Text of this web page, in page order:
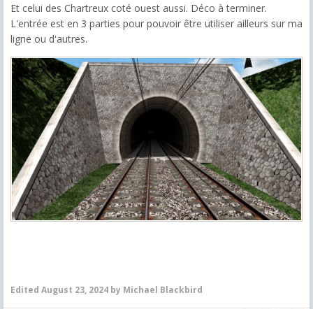
Et celui des Chartreux coté ouest aussi. Déco à terminer.
L'entrée est en 3 parties pour pouvoir être utiliser ailleurs sur ma
ligne ou d'autres.
Edited August 23, 2024 by Michael Blackbird